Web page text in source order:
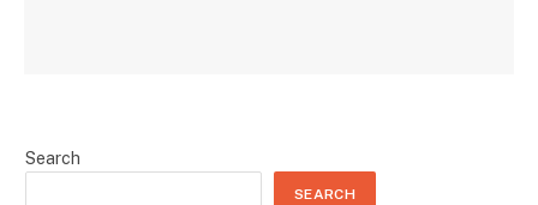
Search
SEARCH